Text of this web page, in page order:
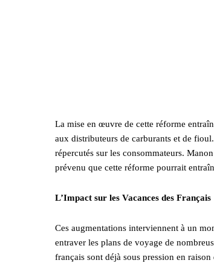
La mise en œuvre de cette réforme
aux distributeurs de carburants et de
répercutés sur les consommateurs.
prévenu que cette réforme pourrait
L’Impact sur les Vacances des Français
Ces augmentations interviennent à un
entraver les plans de voyage de
français sont déjà sous pression en